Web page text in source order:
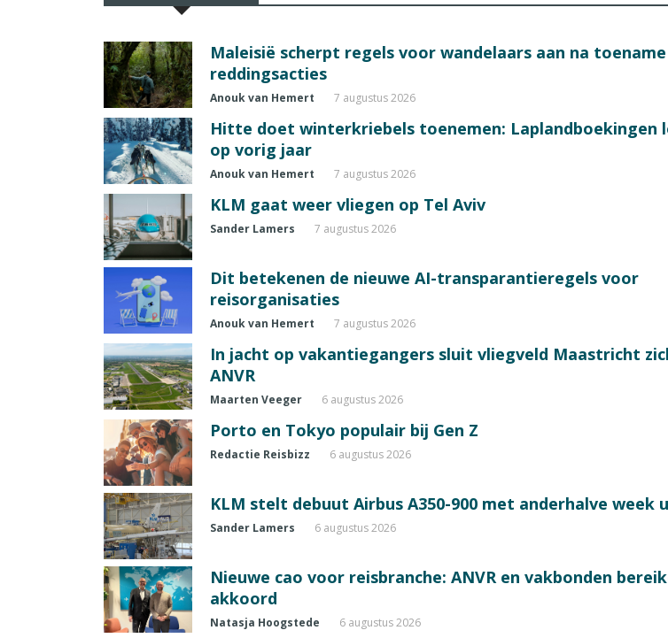
Maleisië scherpt regels voor wandelaars aan na toename
reddingsacties
Anouk van Hemert 7 augustus 2026
Hitte doet winterkriebels toenemen: Laplandboekingen
op vorig jaar
Anouk van Hemert 7 augustus 2026
KLM gaat weer vliegen op Tel Aviv
Sander Lamers 7 augustus 2026
Dit betekenen de nieuwe AI-transparantieregels voor
reisorganisaties
Anouk van Hemert 7 augustus 2026
In jacht op vakantiegangers sluit vliegveld Maastricht
ANVR
Maarten Veeger 6 augustus 2026
Porto en Tokyo populair bij Gen Z
Redactie Reisbizz 6 augustus 2026
KLM stelt debuut Airbus A350-900 met anderhalve week
Sander Lamers 6 augustus 2026
Nieuwe cao voor reisbranche: ANVR en vakbonden
akkoord
Natasja Hoogstede 6 augustus 2026